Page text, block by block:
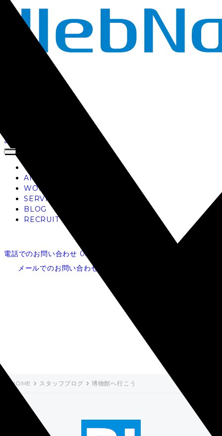
お問い合わせ
TOP
AI
WORKS
SERVICE
BLOG
RECRUIT
電話でのお問い合わせ 052-253-5620
メールでのお問い合わせ
博物館へ行こう
HOME スタッフブログ 博物館へ行こう